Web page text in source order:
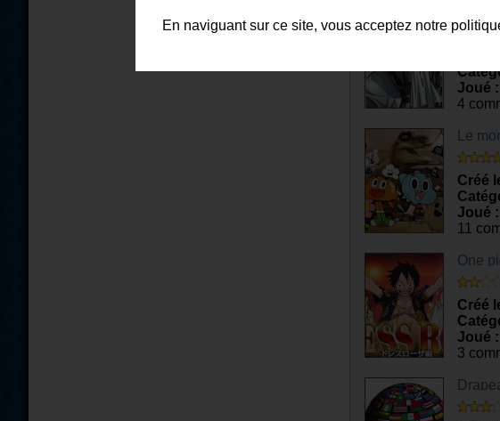
Joué :
4
Le
Créé
Joué :
11
One
Créé
Joué :
3
En naviguant sur ce site, vous acceptez notre